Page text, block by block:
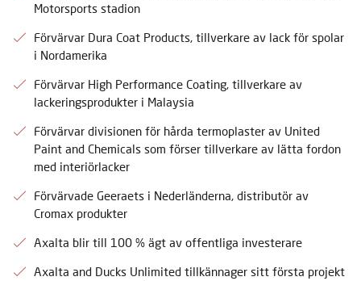
Motorsports stadion
Förvärvar Dura Coat Products, tillverkare av lack för spolar
i Nordamerika
Förvärvar High Performance Coating, tillverkare av
lackeringsprodukter i Malaysia
Förvärvar divisionen för hårda termoplaster av United
Paint and Chemicals som förser tillverkare av lätta fordon
med interiörlacker
Förvärvade Geeraets i Nederländerna, distributör av
Cromax produkter
Axalta blir till 100 % ägt av offentliga investerare
Axalta and Ducks Unlimited tillkännager sitt första projekt